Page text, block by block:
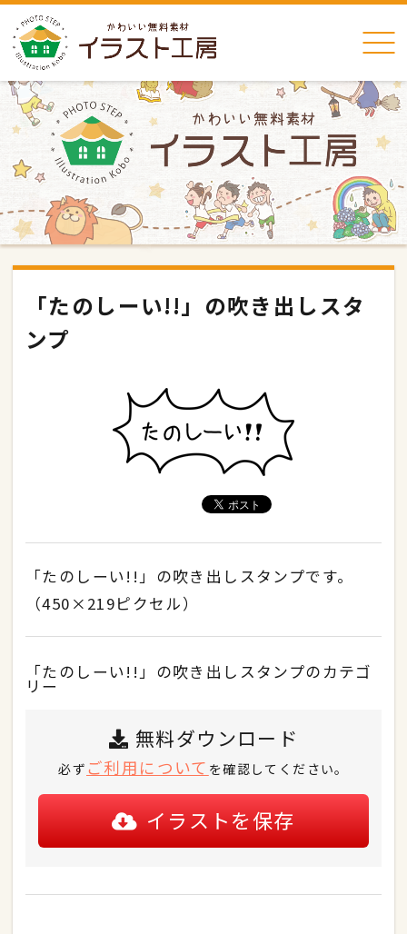
「たのしーい!!」の吹き出しスタ
ンプ
「たのしーい!!」の吹き出しスタンプです。
（450×219ピクセル）
「たのしーい!!」の吹き出しスタンプのカテゴ
リー
無料ダウンロード
必ず ご利用について を確認してください。
イラストを保存